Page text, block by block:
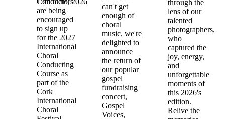
are being
encouraged
to sign up
for the 2027
International
Choral
Conducting
Course as
part of the
Cork
International
Choral
can't get
enough of
choral
music, we're
delighted to
announce
the return of
our popular
gospel
fundraising
concert,
Gospel
Voices,
through the
lens of our
talented
photographers,
who
captured the
joy, energy,
and
unforgettable
moments of
this 2026's
edition.
Relive the